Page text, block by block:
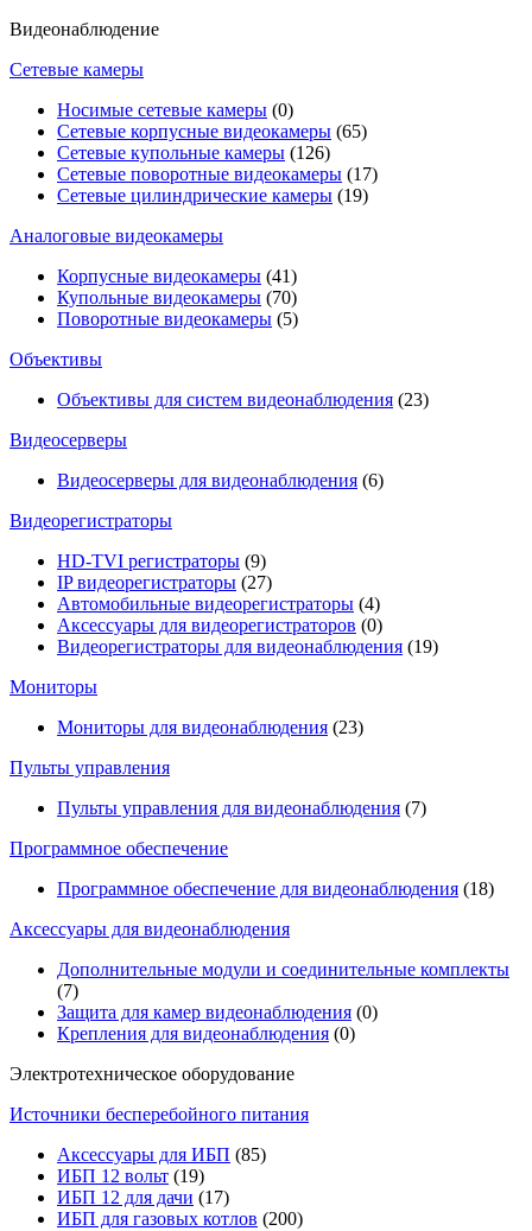
Видеонаблюдение
Сетевые камеры
Носимые сетевые камеры (0)
Сетевые корпусные видеокамеры (65)
Сетевые купольные камеры (126)
Сетевые поворотные видеокамеры (17)
Сетевые цилиндрические камеры (19)
Аналоговые видеокамеры
Корпусные видеокамеры (41)
Купольные видеокамеры (70)
Поворотные видеокамеры (5)
Объективы
Объективы для систем видеонаблюдения (23)
Видеосерверы
Видеосерверы для видеонаблюдения (6)
Видеорегистраторы
HD-TVI регистраторы (9)
IP видеорегистраторы (27)
Автомобильные видеорегистраторы (4)
Аксессуары для видеорегистраторов (0)
Видеорегистраторы для видеонаблюдения (19)
Мониторы
Мониторы для видеонаблюдения (23)
Пульты управления
Пульты управления для видеонаблюдения (7)
Программное обеспечение
Программное обеспечение для видеонаблюдения (18)
Аксессуары для видеонаблюдения
Дополнительные модули и соединительные комплекты
(7)
Защита для камер видеонаблюдения (0)
Крепления для видеонаблюдения (0)
Электротехническое оборудование
Источники бесперебойного питания
Аксессуары для ИБП (85)
ИБП 12 вольт (19)
ИБП 12 для дачи (17)
ИБП для газовых котлов (200)